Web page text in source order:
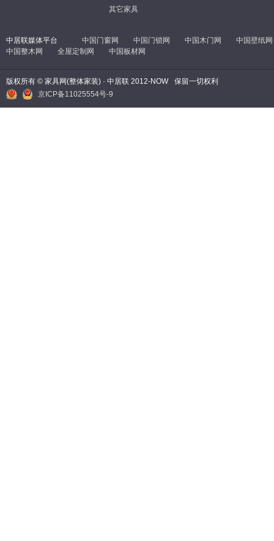
其它家具
中居联媒体平台 中国门窗网 中国门锁网 中国木门网
中国壁纸网
中国整木网
全屋定制网 中国板材网
版权所有 © 家具网(整体家装) · 中居联 2012-NOW
保留一切权利
京ICP备11025554号-9